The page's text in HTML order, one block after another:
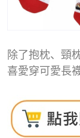
除了抱枕、頸
喜愛穿可愛長